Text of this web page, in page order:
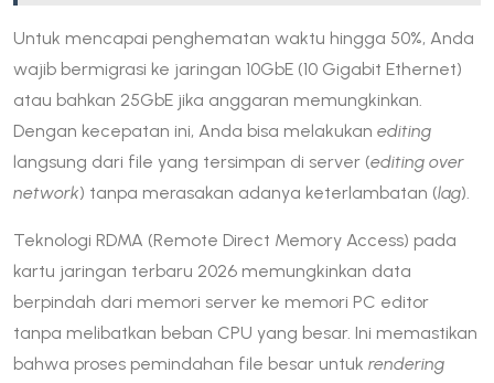
Untuk mencapai penghematan waktu hingga 50%, Anda
wajib bermigrasi ke jaringan 10GbE (10 Gigabit Ethernet)
atau bahkan 25GbE jika anggaran memungkinkan.
Dengan kecepatan ini, Anda bisa melakukan editing
langsung dari file yang tersimpan di server (editing over
network) tanpa merasakan adanya keterlambatan (lag).
Teknologi RDMA (Remote Direct Memory Access) pada
kartu jaringan terbaru 2026 memungkinkan data
berpindah dari memori server ke memori PC editor
tanpa melibatkan beban CPU yang besar. Ini memastikan
bahwa proses pemindahan file besar untuk rendering